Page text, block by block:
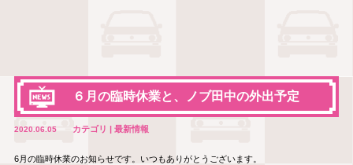
６月の臨時休業と、ノブ田中の外出予定
2020.06.05 カテゴリ | 最新情報
6月の臨時休業のお知らせです。いつもありがとうございます。